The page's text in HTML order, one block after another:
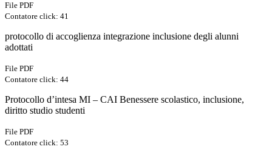
File PDF
Contatore click: 41
protocollo di accoglienza integrazione inclusione degli alunni
adottati
File PDF
Contatore click: 44
Protocollo d’intesa MI – CAI Benessere scolastico, inclusione,
diritto studio studenti
File PDF
Contatore click: 53